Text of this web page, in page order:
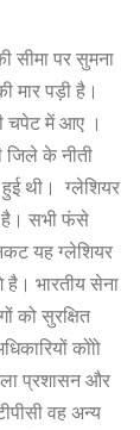
सीमा पर सुमना
मार पड़ी है।
चपेट में आए ।
जिले के नीती
हुई थी। ग्लेशियर
है। सभी फंसे
यह ग्लेशियर
भारतीय सेना
को सुरक्षित
कोोो
प्रशासन और
वह अन्य